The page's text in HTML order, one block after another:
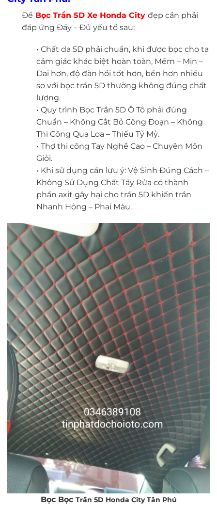
Để Bọc Trần 5D Xe Honda City đẹp cần phải
đáp ứng Đầy – Đủ yếu tố sau:
• Chất da 5D phải chuẩn, khi được bọc cho ta
cảm giác khác biệt hoàn toàn, Mềm – Mịn –
Dai hơn, độ đàn hồi tốt hơn, bền hơn nhiều
so với bọc trần 5D thường không đúng chất
lượng.
• Quy trình Bọc Trần 5D Ô Tô phải đúng
Chuẩn – Không Cắt Bỏ Công Đoạn – Không
Thi Công Qua Loa – Thiếu Tỷ Mỷ.
• Thợ thi công Tay Nghề Cao – Chuyên Môn
Giỏi.
• Khi sử dụng cần lưu ý: Vệ Sinh Đúng Cách –
Không Sử Dụng Chất Tẩy Rửa có thành
phần axit gây hại cho trần 5D khiến trần
Nhanh Hỏng – Phai Màu.
Bọc Bọc Trần 5D Honda City Tân Phú